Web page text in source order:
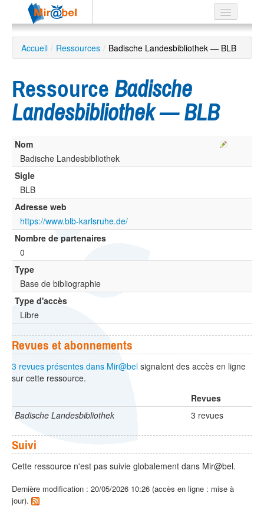
Le réseau
Soutien
Recherche
avancée
EN
ES
?
Accueil / Ressources / Badische Landesbibliothek — BLB
Ressource Badische
Landesbibliothek — BLB
Nom
Badische Landesbibliothek
Sigle
BLB
Adresse web
https://www.blb-karlsruhe.de/
Nombre de partenaires
0
Type
Base de bibliographie
Type d'accès
Libre
Revues et abonnements
3 revues présentes dans Mir@bel signalent des accès en ligne
sur cette ressource.
Revues
Badische Landesbibliothek
3 revues
Suivi
Cette ressource n'est pas suivie globalement dans Mir@bel.
Dernière modification : 20/05/2026 10:26 (accès en ligne : mise à
jour).